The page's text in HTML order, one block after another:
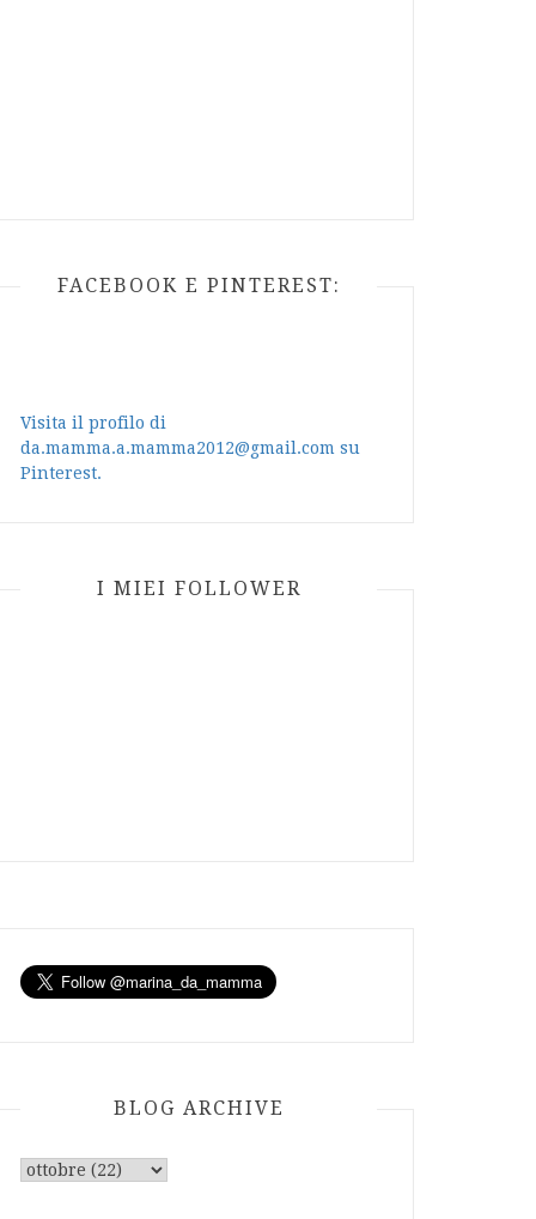
FACEBOOK E PINTEREST:
Visita il profilo di
da.mamma.a.mamma2012@gmail.com su
Pinterest.
I MIEI FOLLOWER
BLOG ARCHIVE